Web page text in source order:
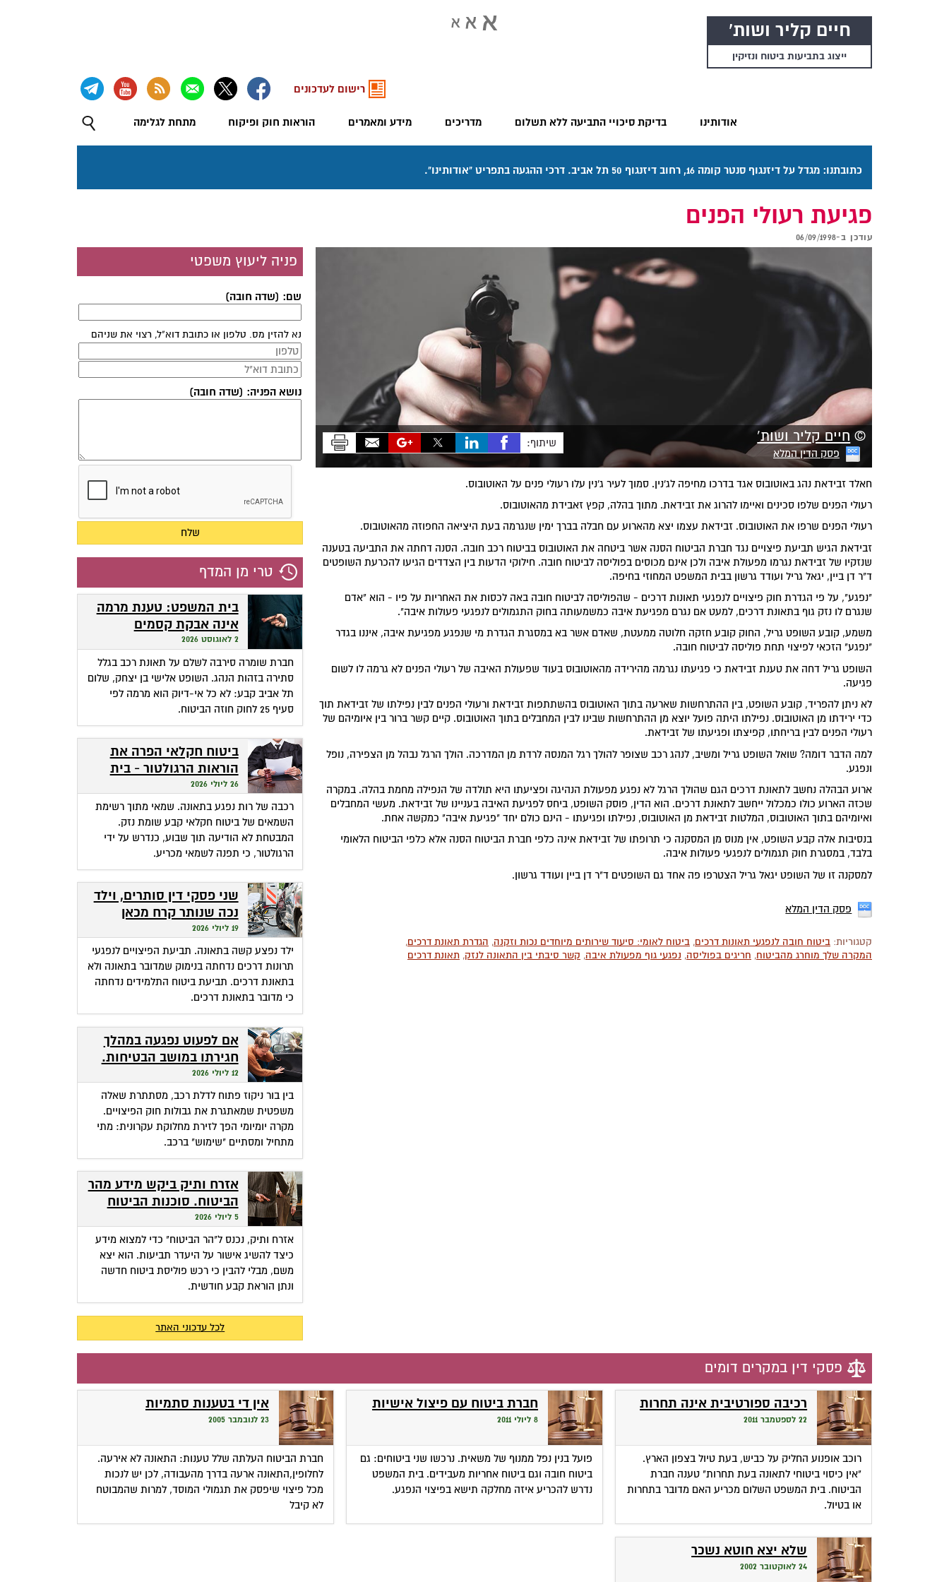
חיים קליר ושות'
ייצוג בתביעות ביטוח ונזיקין
אודותינו בדיקת סיכויי התביעה ללא תשלום מדריכים מידע ומאמרים הוראות חוק ופיקוח מתחת לגלימה
רישום לעדכונים
כתובתנו: מגדל על דיזנגוף סנטר קומה 16, רחוב דיזנגוף 50 תל אביב. דרכי ההגעה בתפריט "אודותינו".
פגיעת רעולי הפנים
עודכן ב-06/09/1998
© חיים קליר ושות'
פסק הדין המלא
שיתוף:
חאלד זבידאת נהג באוטובוס אגד בדרכו מחיפה לג'נין. סמוך לעיר ג'נין עלו רעולי פנים על האוטובוס.
רעולי הפנים שלפו סכינים ואיימו להרוג את זבידאת. מתוך בהלה, קפץ זאבידת מהאוטובוס.
רעולי הפנים שרפו את האוטובוס. זבידאת עצמו יצא מהארוע עם חבלה בברך ימין שנגרמה בעת היציאה החפוזה מהאוטובוס.
זבידאת הגיש תביעת פיצויים נגד חברת הביטוח הסנה אשר ביטחה את האוטובוס בביטוח רכב חובה. הסנה דחתה את התביעה בטענה
שנזקיו של זבידאת נגרמו מפעולת איבה ולכן אינם מכוסים בפוליסה לביטוח חובה. חילוקי הדעות בין הצדדים הגיעו להכרעת השופטים
ד"ר דן ביין, יגאל גריל ועודד גרשון בבית המשפט המחוזי בחיפה.
"נפגע", על פי הגדרת חוק פיצויים לנפגעי תאונות דרכים - שהפוליסה לביטוח חובה באה לכסות את האחריות על פיו - הוא "אדם
שנגרם לו נזק גוף בתאונת דרכים, למעט אם נגרם מפגיעת איבה כמשמעותה בחוק התגמולים לנפגעי פעולות איבה".
משמע, קובע השופט גריל, החוק קובע חזקה חלוטה ממעטת, שאדם אשר בא במסגרת הגדרת מי שנפגע מפגיעת איבה, איננו בגדר
"נפגע" הזכאי לפיצוי תחת פוליסה לביטוח חובה.
השופט גריל דחה את טענת זבידאת כי פגיעתו נגרמה מהירידה מהאוטובוס בעוד שפעולת האיבה של רעולי הפנים לא גרמה לו לשום
פגיעה.
לא ניתן להפריד, קובע השופט, בין ההתרחשות שארעה בתוך האוטובוס בהשתתפות זבידאת ורעולי הפנים לבין נפילתו של זבידאת תוך
כדי ירידתו מן האוטובוס. נפילתו היתה פועל יוצא מן ההתרחשות שבינו לבין המחבלים בתוך האוטובוס. קיים קשר ברור בין איומיהם של
רעולי הפנים לבין בריחתו, קפיצתו ופגיעתו של זבידאת.
למה הדבר דומה? שואל השופט גריל ומשיב, לנהג רכב שצופר להולך רגל המנסה לרדת מן המדרכה. הולך הרגל נבהל מן הצפירה, נופל
ונפגע.
ארוע הבהלה נחשב לתאונת דרכים הגם שהולך הרגל לא נפגע מפעולת הנהיגה ופציעתו היא תולדה של הנפילה מחמת בהלה. במקרה
שכזה הארוע כולו כמכלול ייחשב לתאונת דרכים. הוא הדין, פוסק השופט, ביחס לפגיעת האיבה בעניינו של זבידאת. מעשי המחבלים
ואיומיהם בתוך האוטובוס, המלטות זבידאת מן האוטובוס, נפילתו ופגיעתו - הינם כולם יחד "פגיעת איבה" כמקשה אחת.
בנסיבות אלה קבע השופט, אין מנוס מן המסקנה כי תרופתו של זבידאת אינה כלפי חברת הביטוח הסנה אלא כלפי הביטוח הלאומי
בלבד, במסגרת חוק תגמולים לנפגעי פעולות איבה.
למסקנה זו של השופט יגאל גריל הצטרפו פה אחד גם השופטים ד"ר דן ביין ועודד גרשון.
פסק הדין המלא
קטגוריות: ביטוח חובה לנפגעי תאונות דרכים, ביטוח לאומי: סיעוד שירותים מיוחדים נכות וזקנה, הגדרת תאונת דרכים,
המקרה שלך מוחרג מהביטוח, חריגים בפוליסה, נפגעי גוף מפעולת איבה, קשר סיבתי בין התאונה לנזק, תאונת דרכים
פניה ליעוץ משפטי
שם: (שדה חובה)
נא להזין מס. טלפון או כתובת דוא"ל, רצוי את שניהם
נושא הפניה: (שדה חובה)
טרי מן המדף
בית המשפט: טענת מרמה
אינה אבקת קסמים
שהופכת אי-דיוק לפטור
מתשלום
2 לאוגוסט 2026
חברת שומרה סירבה לשלם על תאונת רכב בגלל
סתירה בזהות הנהג. השופט אלישי בן יצחק, שלום
תל אביב קבע: לא כל אי-דיוק הוא מרמה לפי
סעיף 25 לחוק חוזה הביטוח.
ביטוח חקלאי הפרה את
הוראות הרגולטור - בית
המשפט חילץ אותה
26 ליולי 2026
רכבה של רות נפגע בתאונה. שמאי מתוך רשימת
השמאים של ביטוח חקלאי קבע שומת נזק.
המבטחת לא הודיעה תוך שבוע, כנדרש על ידי
הרגולטור, כי תפנה לשמאי מכריע.
שני פסקי דין סותרים, וילד
נכה שנותר קרח מכאן
ומכאן
19 ליולי 2026
ילד נפצע קשה בתאונה. תביעת הפיצויים לנפגעי
תרונות דרכים נדחתה בנימוק שמדובר בתאונה ולא
בתאונת דרכים. תביעת ביטוח התלמידים נדחתה
כי מדובר בתאונת דרכים.
אם לפעוט נפגעה במהלך
חגירתו במושב הבטיחות.
האם זכאית לפיצויים?
12 ליולי 2026
בין בור ניקוז פתוח לדלת רכב, מסתתרת שאלה
משפטית שמאתגרת את גבולות חוק הפיצויים.
מקרה יומיומי הפך לזירת מחלוקת עקרונית: מתי
מתחיל ומסתיים "שימוש" ברכב.
אזרח ותיק ביקש מידע מהר
הביטוח. סוכנות הביטוח
גבתה מחשבונו פרמיות
5 ליולי 2026
אזרח ותיק, נכנס ל"הר הביטוח" כדי למצוא מידע
כיצד להשיג אישור על היעדר תביעות. הוא יצא
משם, מבלי להבין כי רכש פוליסת ביטוח חדשה
ונתן הוראת קבע חודשית.
לכל עדכוני האתר
פסקי דין במקרים דומים
רכיבה ספורטיבית אינה תחרות
22 לספטמבר 2011
רוכב אופנוע החליק על כביש, בעת טיול בצפון הארץ.
"אין כיסוי ביטוחי לתאונה בעת תחרות" טענה חברת
הביטוח. בית המשפט השלום מכריע האם מדובר בתחרות
או בטיול.
חברת ביטוח עם פיצול אישיות
8 ליולי 2011
פועל בנין נפל ממנוף של משאית. נרכשו שני ביטוחים: גם
ביטוח חובה וגם ביטוח אחריות מעבידים. בית המשפט
נדרש להכריע איזה מחלקה תישא בפיצוי הנפגע.
אין די בטענות סתמיות
23 לנובמבר 2005
חברת הביטוח העלתה שלל טענות: התאונה לא אירעה.
לחלופין,התאונה ארעה בדרך מהעבודה, לכן יש לנכות
מכל פיצוי שיפסק את תגמולי המוסד, למרות שהמבוטח
לא קיבל
שלא יצא חוטא נשכר
24 לאוקטובר 2002